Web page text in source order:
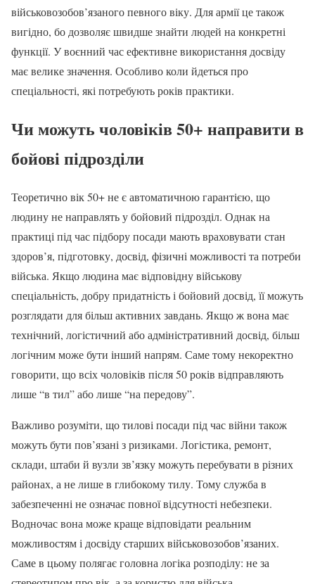
військовозобов’язаного певного віку. Для армії це також
вигідно, бо дозволяє швидше знайти людей на конкретні
функції. У воєнний час ефективне використання досвіду
має велике значення. Особливо коли йдеться про
спеціальності, які потребують років практики.
Чи можуть чоловіків 50+ направити в
бойові підрозділи
Теоретично вік 50+ не є автоматичною гарантією, що
людину не направлять у бойовий підрозділ. Однак на
практиці під час підбору посади мають враховувати стан
здоров’я, підготовку, досвід, фізичні можливості та потреби
війська. Якщо людина має відповідну військову
спеціальність, добру придатність і бойовий досвід, її можуть
розглядати для більш активних завдань. Якщо ж вона має
технічний, логістичний або адміністративний досвід, більш
логічним може бути інший напрям. Саме тому некоректно
говорити, що всіх чоловіків після 50 років відправляють
лише “в тил” або лише “на передову”.
Важливо розуміти, що тилові посади під час війни також
можуть бути пов’язані з ризиками. Логістика, ремонт,
склади, штаби й вузли зв’язку можуть перебувати в різних
районах, а не лише в глибокому тилу. Тому служба в
забезпеченні не означає повної відсутності небезпеки.
Водночас вона може краще відповідати реальним
можливостям і досвіду старших військовозобов’язаних.
Саме в цьому полягає головна логіка розподілу: не за